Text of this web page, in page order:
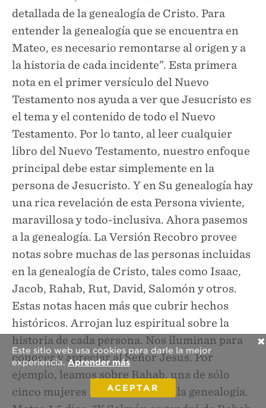
Este sitio web usa cookies para darle la mejor
experiencia.Aprender más
ACEPTAR
✕